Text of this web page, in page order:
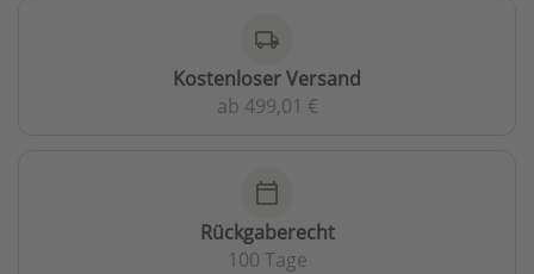
local_shipping
Kostenloser Versand
ab 499,01 €
calendar_today
Rückgaberecht
100 Tage